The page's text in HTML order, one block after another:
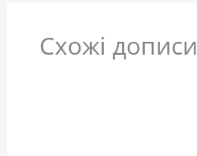
Схожі дописи